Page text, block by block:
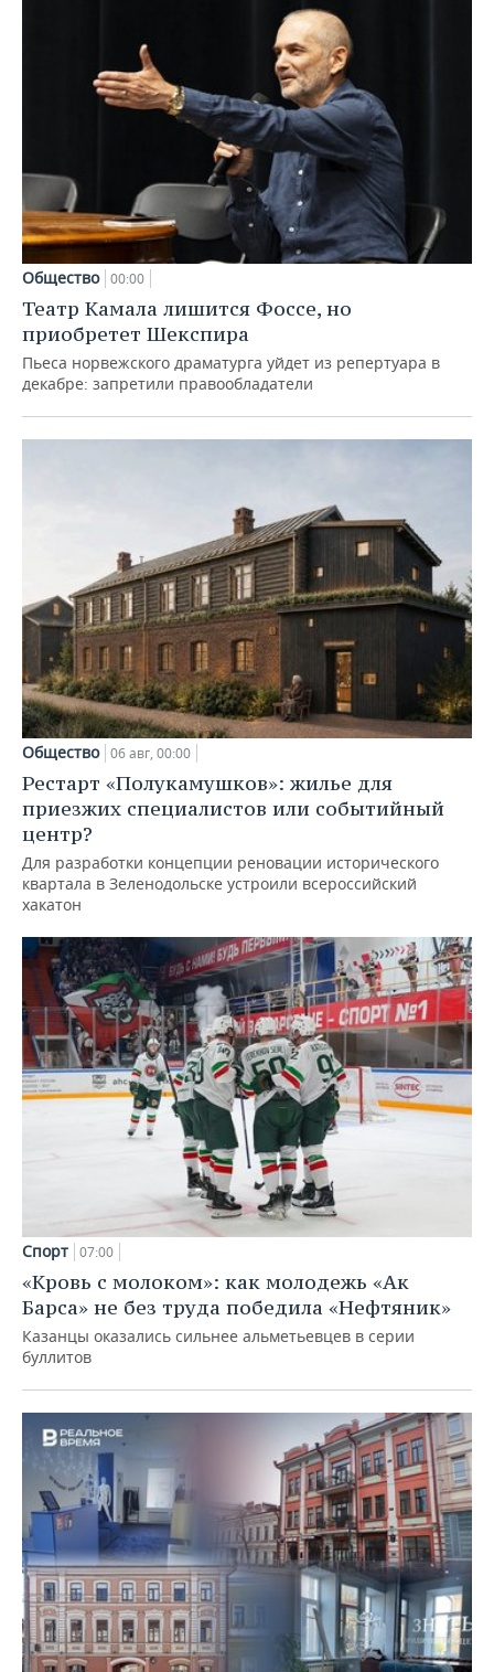
Общество 00:00
Театр Камала лишится Фоссе, но
приобретет Шекспира
Пьеса норвежского драматурга уйдет из репертуара в
декабре: запретили правообладатели
Общество 06 авг, 00:00
Рестарт «Полукамушков»: жилье для
приезжих специалистов или событийный
центр?
Для разработки концепции реновации исторического
квартала в Зеленодольске устроили всероссийский
хакатон
Спорт 07:00
«Кровь с молоком»: как молодежь «Ак
Барса» не без труда победила «Нефтяник»
Казанцы оказались сильнее альметьевцев в серии
буллитов